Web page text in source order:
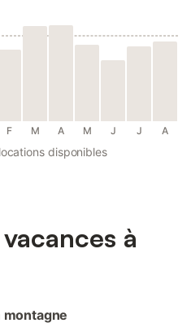
F M A M J J A
disponibles
à
montagne